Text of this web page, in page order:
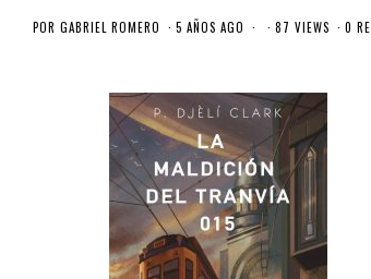
POR GABRIEL ROMERO 5 AÑOS AGO 87 VIEWS 0